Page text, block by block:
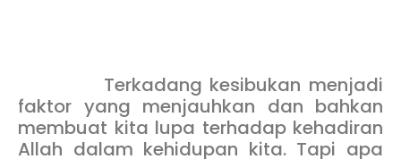
Terkadang kesibukan menjadi
faktor yang menjauhkan dan bahkan
membuat kita lupa terhadap kehadiran
Allah dalam kehidupan kita. Tapi apa